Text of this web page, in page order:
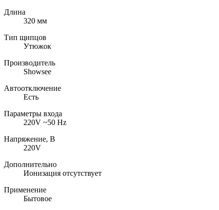
Длина
320 мм
Тип щипцов
Утюжок
Производитель
Showsee
Автоотключение
Есть
Параметры входа
220V ~50 Hz
Напряжение, В
220V
Дополнительно
Ионизация отсутствует
Применение
Бытовое